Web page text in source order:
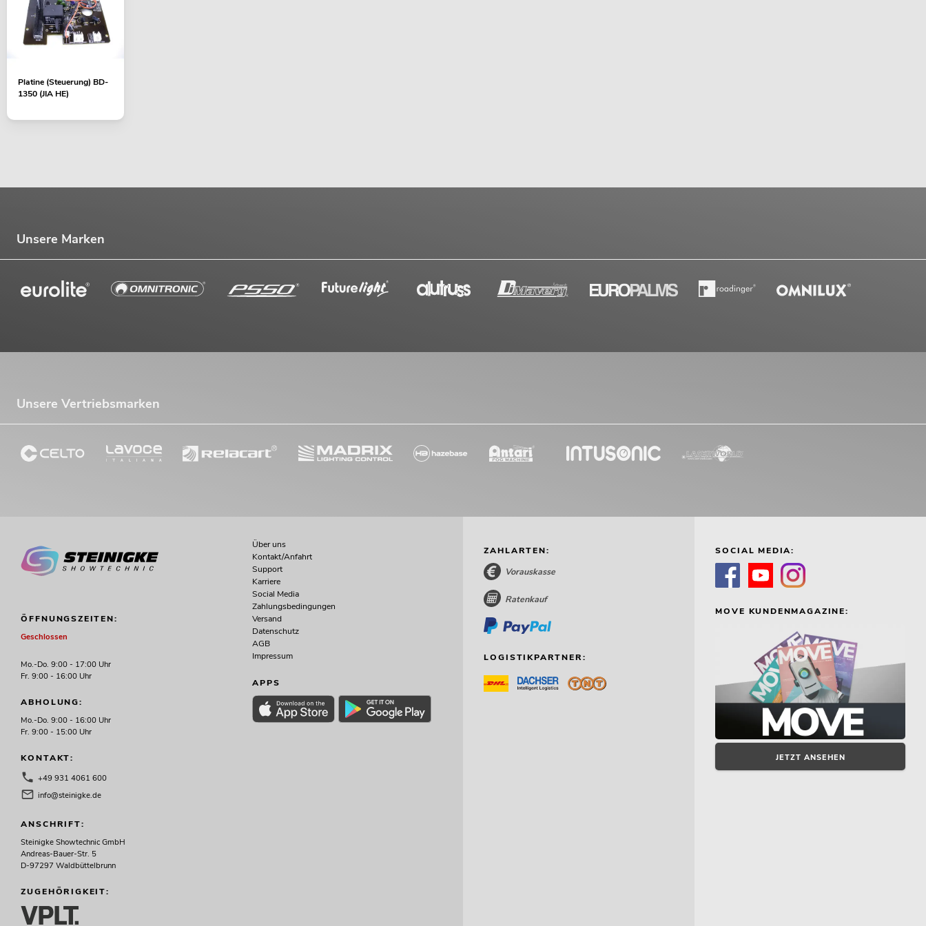
No. 10603050
Bestand reicht ca. 7 Wo.
Platine (Steuerung) BD-
1350 (JIA HE)
Unsere Marken
Unsere Vertriebsmarken
ÖFFNUNGSZEITEN:
Geschlossen
Mo.-Do. 9:00 - 17:00 Uhr
Fr. 9:00 - 16:00 Uhr
ABHOLUNG:
Mo.-Do. 9:00 - 16:00 Uhr
Fr. 9:00 - 15:00 Uhr
KONTAKT:
+49 931 4061 600
info@steinigke.de
ANSCHRIFT:
Steinigke Showtechnic GmbH
Andreas-Bauer-Str. 5
D-97297 Waldbüttelbrunn
ZUGEHÖRIGKEIT:
Über uns
Kontakt/Anfahrt
Support
Karriere
Social Media
Zahlungsbedingungen
Versand
Datenschutz
AGB
Impressum
APPS
ZAHLARTEN:
Vorauskasse
Ratenkauf
LOGISTIKPARTNER:
SOCIAL MEDIA:
MOVE KUNDENMAGAZINE:
JETZT ANSEHEN